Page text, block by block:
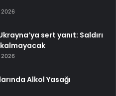
2026
sert yanıt: Saldırı
kalmayacak
2026
Alkol Yasağı